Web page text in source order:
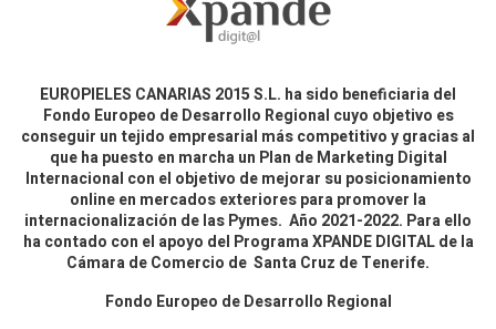
EUROPIELES CANARIAS 2015 S.L. ha sido beneficiaria del
Fondo Europeo de Desarrollo Regional cuyo objetivo es
conseguir un tejido empresarial más competitivo y gracias al
que ha puesto en marcha un Plan de Marketing Digital
Internacional con el objetivo de mejorar su posicionamiento
online en mercados exteriores para promover la
internacionalización de las Pymes. Año 2021-2022. Para ello
ha contado con el apoyo del Programa XPANDE DIGITAL de la
Cámara de Comercio de Santa Cruz de Tenerife.
Fondo Europeo de Desarrollo Regional